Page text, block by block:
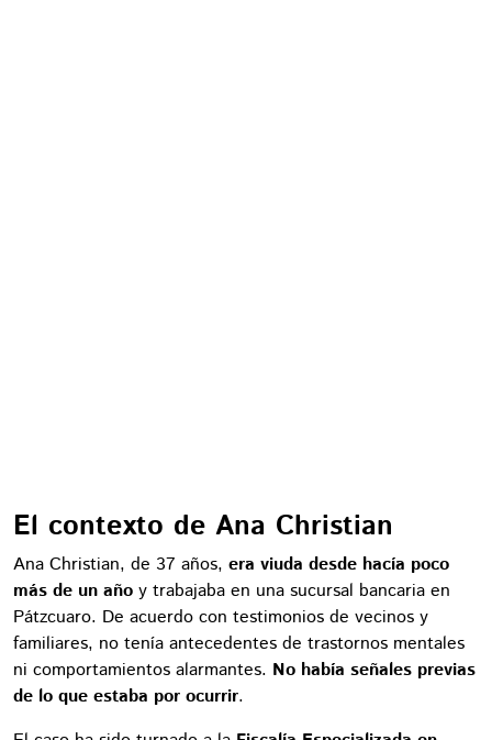
El contexto de Ana Christian
Ana Christian, de 37 años, era viuda desde hacía poco
más de un año y trabajaba en una sucursal bancaria en
Pátzcuaro. De acuerdo con testimonios de vecinos y
familiares, no tenía antecedentes de trastornos mentales
ni comportamientos alarmantes. No había señales previas
de lo que estaba por ocurrir.